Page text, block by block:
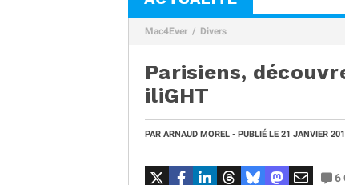
Mac4Ever Divers
Parisiens,
iliGHT
PAR ARNAUD MOREL - PUBLIÉ LE 21 JANVIER
6